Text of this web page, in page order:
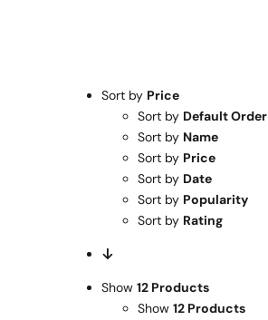
Sort by Price
Sort by Default Order
Sort by Name
Sort by Price
Sort by Date
Sort by Popularity
Sort by Rating
Show 12 Products
Show 12 Products